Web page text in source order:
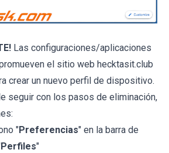
Las configuraciones/aplicaciones
el sitio web hecktasit.club
crear un nuevo perfil de dispositivo.
seguir con los pasos de eliminación,
"Preferencias" en la barra de
Perfiles"